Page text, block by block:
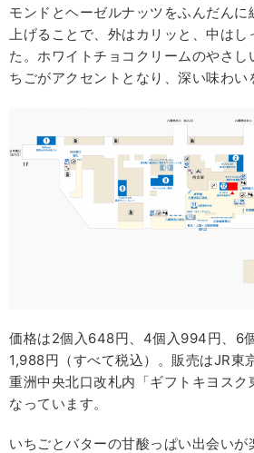
モンドとヘーゼルナッツをふんだんに
上げることで、外はカリッと、中は
た。ホワイトチョコクリームのやさし
ちごがアクセントとなり、深い味わい
価格は2個入648円、4個入994円、6
1,988円（すべて税込）。販売はJR東
重洲中央北⼝改札内「ギフトキヨスク
なっています。
いちごとバターの甘酸っぱい出会いが